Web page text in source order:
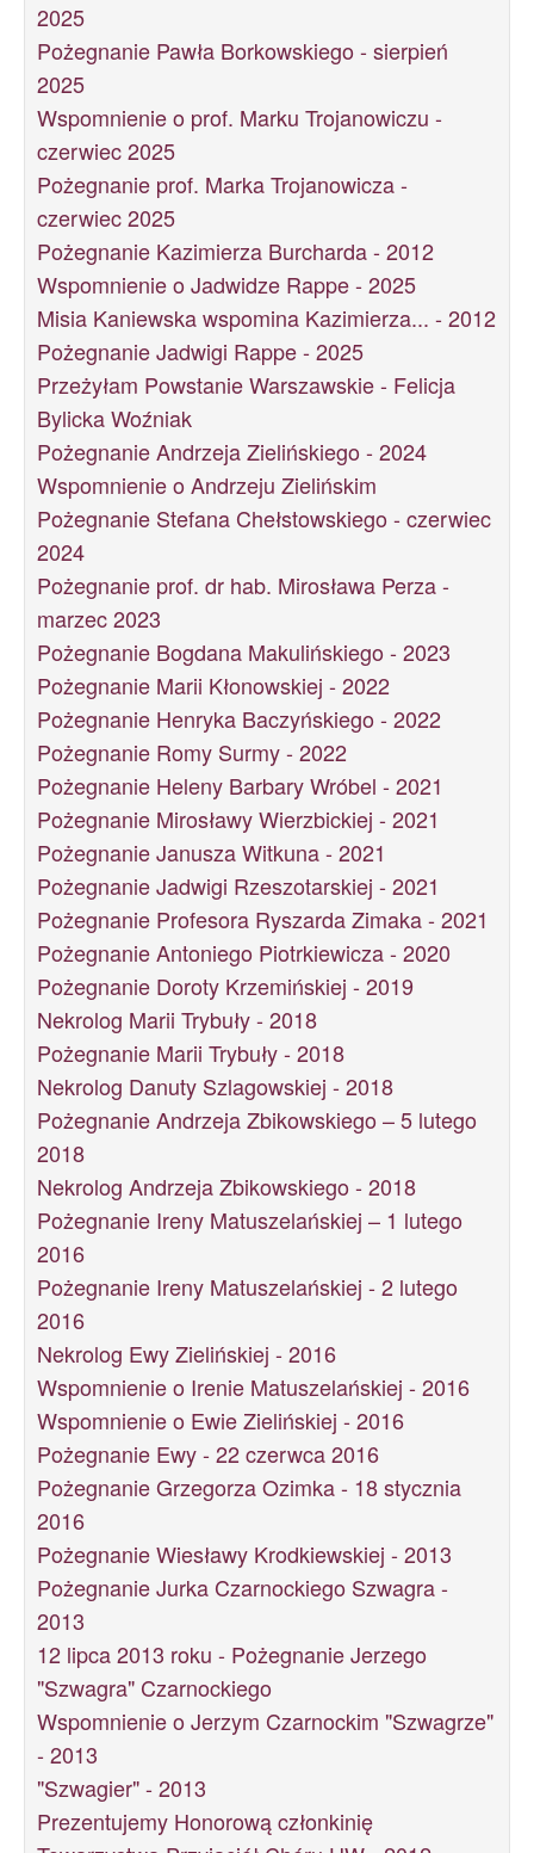
2025
Pożegnanie Pawła Borkowskiego - sierpień
2025
Wspomnienie o prof. Marku Trojanowiczu -
czerwiec 2025
Pożegnanie prof. Marka Trojanowicza -
czerwiec 2025
Pożegnanie Kazimierza Burcharda - 2012
Wspomnienie o Jadwidze Rappe - 2025
Misia Kaniewska wspomina Kazimierza... - 2012
Pożegnanie Jadwigi Rappe - 2025
Przeżyłam Powstanie Warszawskie - Felicja
Bylicka Woźniak
Pożegnanie Andrzeja Zielińskiego - 2024
Wspomnienie o Andrzeju Zielińskim
Pożegnanie Stefana Chełstowskiego - czerwiec
2024
Pożegnanie prof. dr hab. Mirosława Perza -
marzec 2023
Pożegnanie Bogdana Makulińskiego - 2023
Pożegnanie Marii Kłonowskiej - 2022
Pożegnanie Henryka Baczyńskiego - 2022
Pożegnanie Romy Surmy - 2022
Pożegnanie Heleny Barbary Wróbel - 2021
Pożegnanie Mirosławy Wierzbickiej - 2021
Pożegnanie Janusza Witkuna - 2021
Pożegnanie Jadwigi Rzeszotarskiej - 2021
Pożegnanie Profesora Ryszarda Zimaka - 2021
Pożegnanie Antoniego Piotrkiewicza - 2020
Pożegnanie Doroty Krzemińskiej - 2019
Nekrolog Marii Trybuły - 2018
Pożegnanie Marii Trybuły - 2018
Nekrolog Danuty Szlagowskiej - 2018
Pożegnanie Andrzeja Zbikowskiego – 5 lutego
2018
Nekrolog Andrzeja Zbikowskiego - 2018
Pożegnanie Ireny Matuszelańskiej – 1 lutego
2016
Pożegnanie Ireny Matuszelańskiej - 2 lutego
2016
Nekrolog Ewy Zielińskiej - 2016
Wspomnienie o Irenie Matuszelańskiej - 2016
Wspomnienie o Ewie Zielińskiej - 2016
Pożegnanie Ewy - 22 czerwca 2016
Pożegnanie Grzegorza Ozimka - 18 stycznia
2016
Pożegnanie Wiesławy Krodkiewskiej - 2013
Pożegnanie Jurka Czarnockiego Szwagra -
2013
12 lipca 2013 roku - Pożegnanie Jerzego
"Szwagra" Czarnockiego
Wspomnienie o Jerzym Czarnockim "Szwagrze"
- 2013
"Szwagier" - 2013
Prezentujemy Honorową członkinię